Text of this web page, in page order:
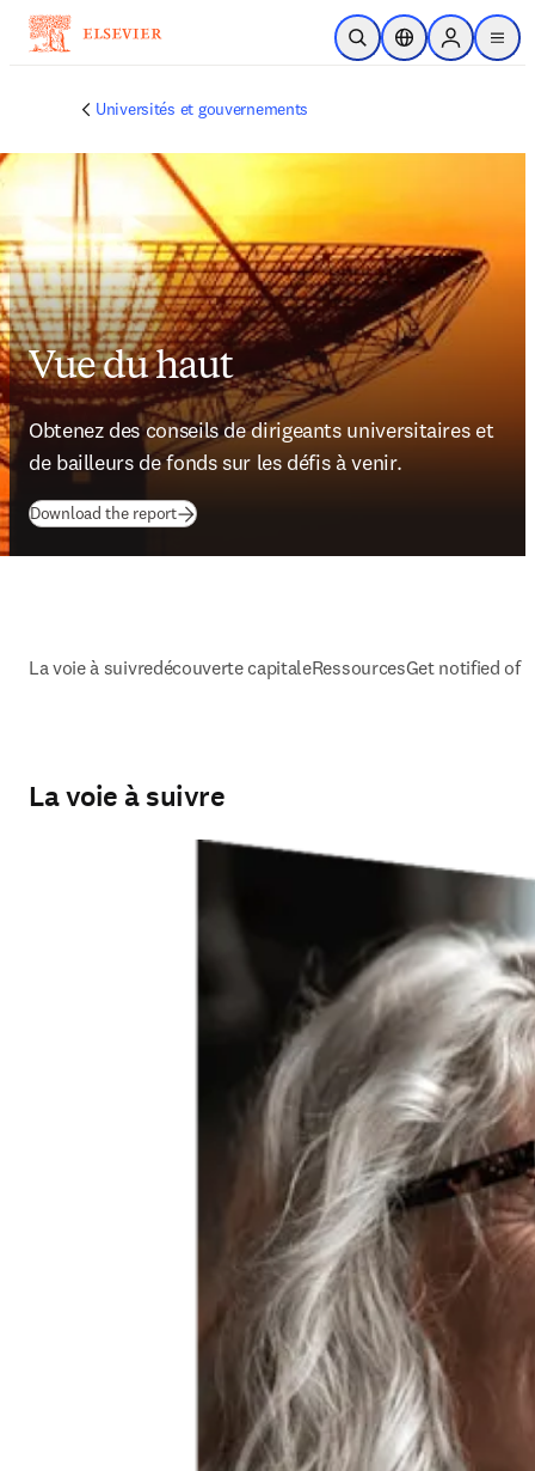
Passer au contenu principal
Ouvrir la recherche
Sélecteur de
Sign in to
menu
Universités et gouvernements
Vue du haut
Obtenez des conseils de dirigeants universitaires et
de bailleurs de fonds sur les défis à venir.
Download the report(S’ouvre dans une nouvelle fenêtre
La voie à suivredécouverte capitaleRessourcesGet notified of
La voie à suivre